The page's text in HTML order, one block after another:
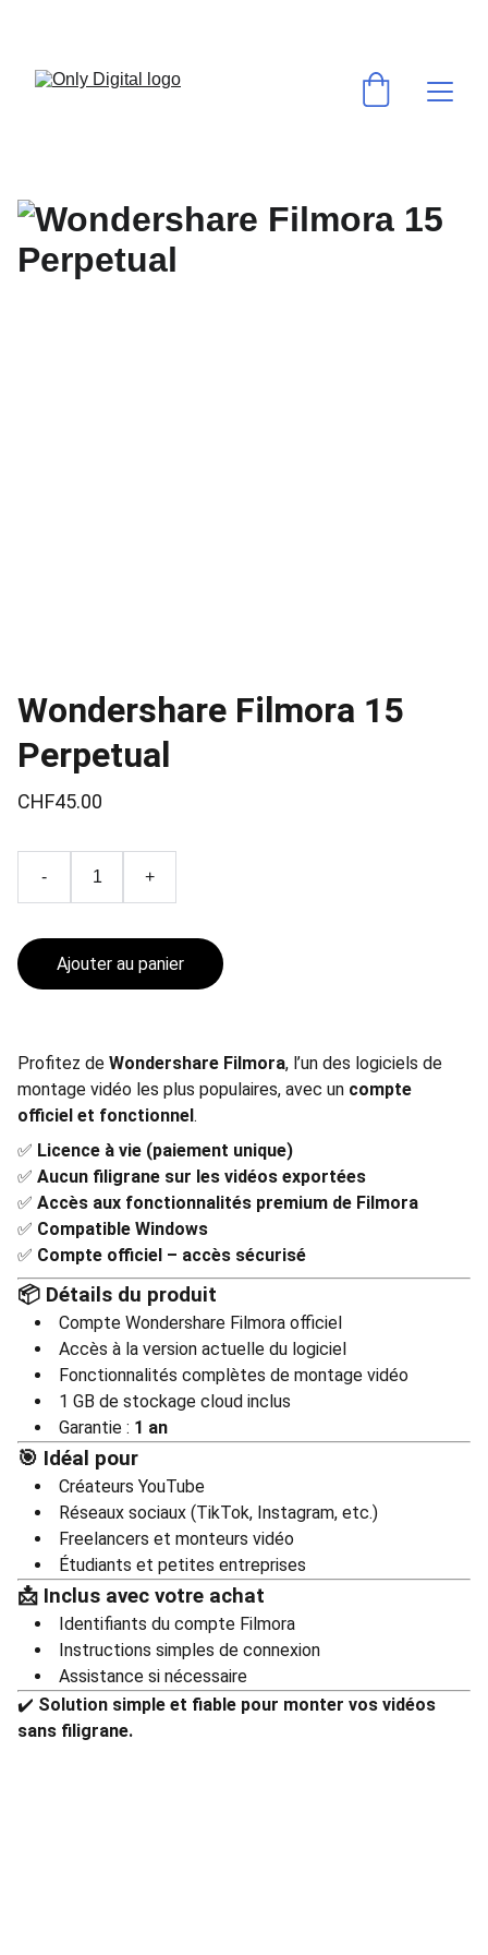
Wondershare Filmora 15
Perpetual
CHF45.00
- +
Ajouter au panier
Profitez de Wondershare Filmora, l’un des logiciels de
montage vidéo les plus populaires, avec un compte
officiel et fonctionnel.
✅ Licence à vie (paiement unique)
✅ Aucun filigrane sur les vidéos exportées
✅ Accès aux fonctionnalités premium de Filmora
✅ Compatible Windows
✅ Compte officiel – accès sécurisé
📦 Détails du produit
Compte Wondershare Filmora officiel
Accès à la version actuelle du logiciel
Fonctionnalités complètes de montage vidéo
1 GB de stockage cloud inclus
Garantie : 1 an
🎯 Idéal pour
Créateurs YouTube
Réseaux sociaux (TikTok, Instagram, etc.)
Freelancers et monteurs vidéo
Étudiants et petites entreprises
📩 Inclus avec votre achat
Identifiants du compte Filmora
Instructions simples de connexion
Assistance si nécessaire
✔️ Solution simple et fiable pour monter vos vidéos
sans filigrane.